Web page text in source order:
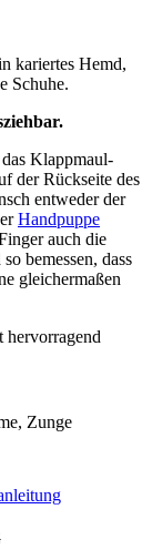
kariertes Hemd,
Schuhe.
Klappmaul-
der Rückseite des
entweder der
Handpuppe
auch die
bemessen, dass
gleichermaßen
hervorragend
Zunge